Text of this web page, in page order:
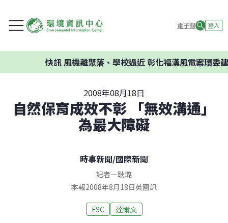
電子報 登入
風機離聚落、學校過近 彰化福漢風電案環委建議
2008年08月18日
自然保育成效不彰 「無效溝通」
為最大障礙
時事新聞/國際新聞
記者—耿璐
本報2008年8月18日英國訊
FSC 達爾文